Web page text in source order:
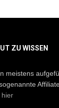
ZU WISSEN
meistens
hier